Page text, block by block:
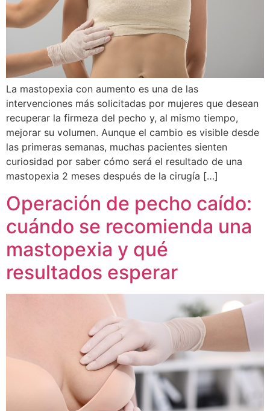
La mastopexia con aumento es una de las
intervenciones más solicitadas por mujeres que desean
recuperar la firmeza del pecho y, al mismo tiempo,
mejorar su volumen. Aunque el cambio es visible desde
las primeras semanas, muchas pacientes sienten
curiosidad por saber cómo será el resultado de una
mastopexia 2 meses después de la cirugía […]
Operación de pecho caído:
cuándo se recomienda una
mastopexia y qué
resultados esperar